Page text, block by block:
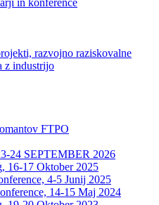
in konference
razvojno raziskovalne
z industrijo
FTPO
24 SEPTEMBER 2026
16-17 Oktober 2025
4-5 Junij 2025
14-15 Maj 2024